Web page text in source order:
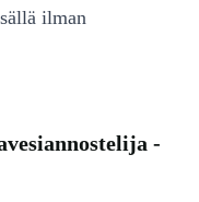
ilman
-